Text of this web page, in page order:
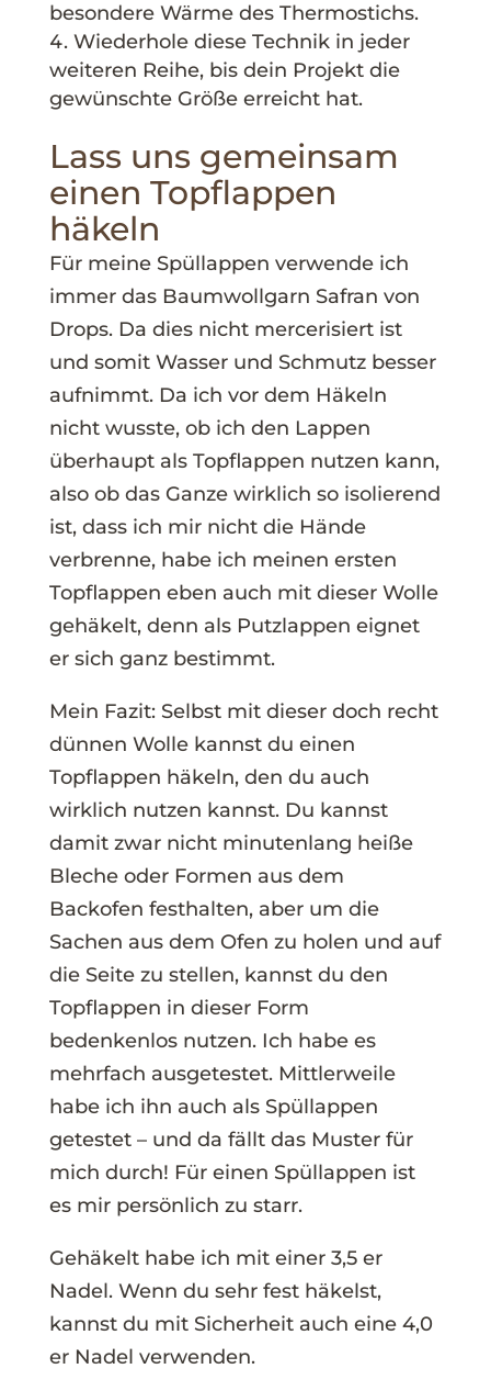
besondere Wärme des Thermostichs.
Wiederhole diese Technik in jeder
weiteren Reihe, bis dein Projekt die
gewünschte Größe erreicht hat.
Lass uns gemeinsam
einen Topflappen
häkeln
Für meine Spüllappen verwende ich
immer das Baumwollgarn Safran von
Drops. Da dies nicht mercerisiert ist
und somit Wasser und Schmutz besser
aufnimmt. Da ich vor dem Häkeln
nicht wusste, ob ich den Lappen
überhaupt als Topflappen nutzen kann,
also ob das Ganze wirklich so isolierend
ist, dass ich mir nicht die Hände
verbrenne, habe ich meinen ersten
Topflappen eben auch mit dieser Wolle
gehäkelt, denn als Putzlappen eignet
er sich ganz bestimmt.
Mein Fazit: Selbst mit dieser doch recht
dünnen Wolle kannst du einen
Topflappen häkeln, den du auch
wirklich nutzen kannst. Du kannst
damit zwar nicht minutenlang heiße
Bleche oder Formen aus dem
Backofen festhalten, aber um die
Sachen aus dem Ofen zu holen und auf
die Seite zu stellen, kannst du den
Topflappen in dieser Form
bedenkenlos nutzen. Ich habe es
mehrfach ausgetestet. Mittlerweile
habe ich ihn auch als Spüllappen
getestet – und da fällt das Muster für
mich durch! Für einen Spüllappen ist
es mir persönlich zu starr.
Gehäkelt habe ich mit einer 3,5 er
Nadel. Wenn du sehr fest häkelst,
kannst du mit Sicherheit auch eine 4,0
er Nadel verwenden.